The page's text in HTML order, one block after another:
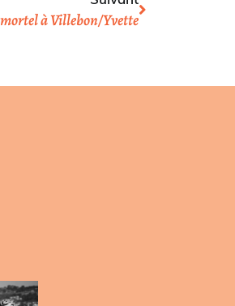
à Villebon/Yvette